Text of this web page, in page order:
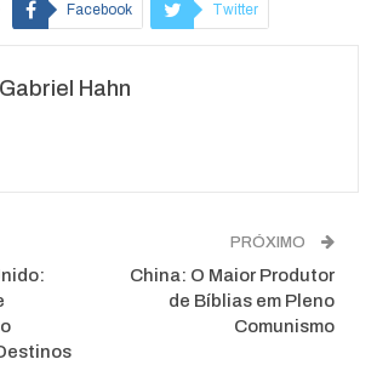
Facebook Twitter
Gabriel Hahn
PRÓXIMO
China: O Maior Produtor
de Bíblias em Pleno
Comunismo